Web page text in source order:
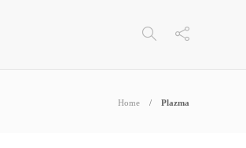
Home Plazma